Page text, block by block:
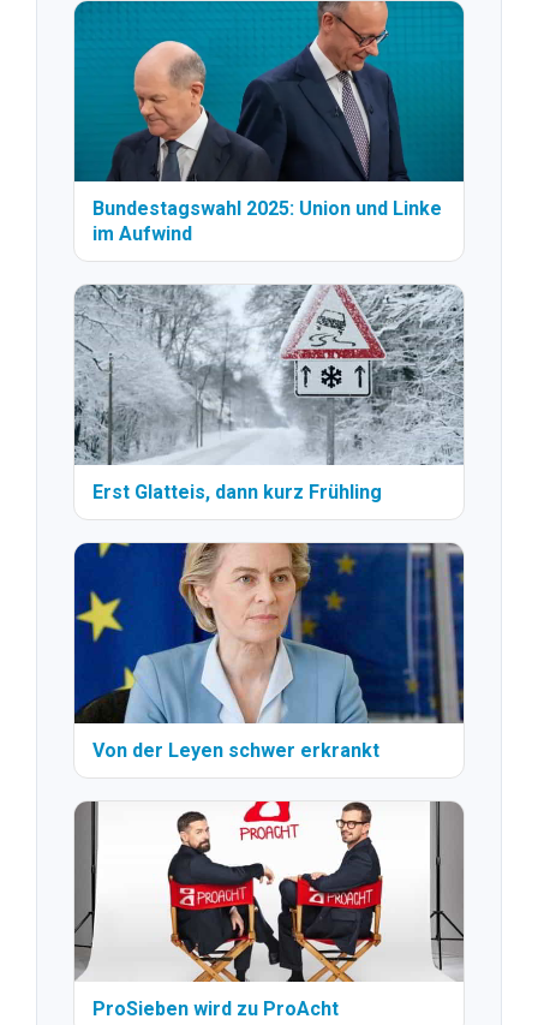
Bundestagswahl 2025: Union und Linke
im Aufwind
Erst Glatteis, dann kurz Frühling
Von der Leyen schwer erkrankt
ProSieben wird zu ProAcht